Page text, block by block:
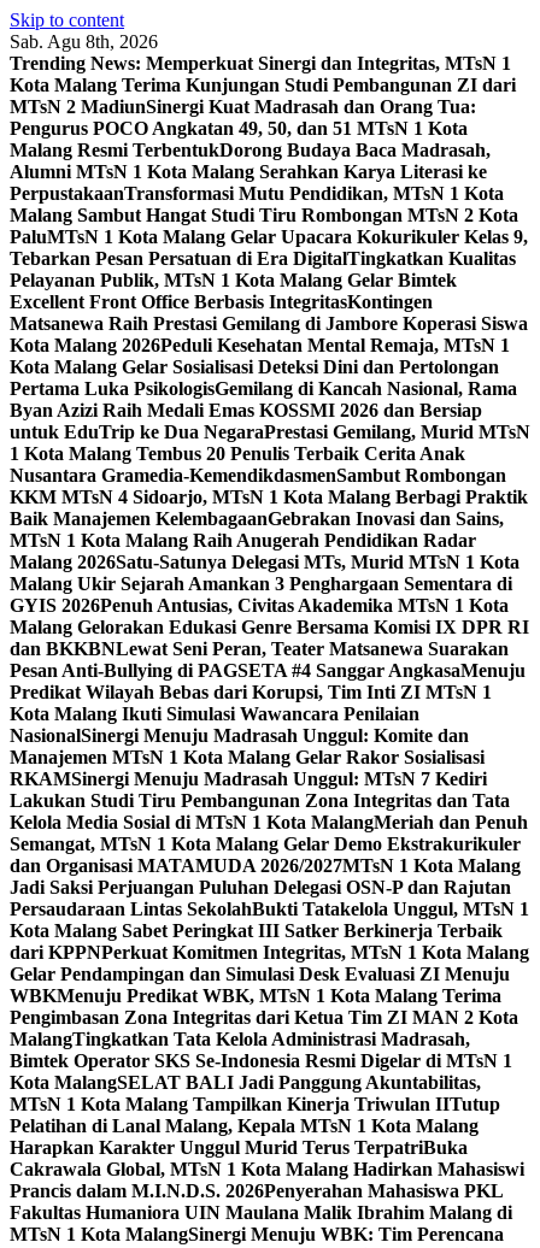
Skip to content
Sab. Agu 8th, 2026
Trending News: Memperkuat Sinergi dan Integritas, MTsN 1
Kota Malang Terima Kunjungan Studi Pembangunan ZI dari
MTsN 2 MadiunSinergi Kuat Madrasah dan Orang Tua:
Pengurus POCO Angkatan 49, 50, dan 51 MTsN 1 Kota
Malang Resmi TerbentukDorong Budaya Baca Madrasah,
Alumni MTsN 1 Kota Malang Serahkan Karya Literasi ke
PerpustakaanTransformasi Mutu Pendidikan, MTsN 1 Kota
Malang Sambut Hangat Studi Tiru Rombongan MTsN 2 Kota
PaluMTsN 1 Kota Malang Gelar Upacara Kokurikuler Kelas 9,
Tebarkan Pesan Persatuan di Era DigitalTingkatkan Kualitas
Pelayanan Publik, MTsN 1 Kota Malang Gelar Bimtek
Excellent Front Office Berbasis IntegritasKontingen
Matsanewa Raih Prestasi Gemilang di Jambore Koperasi Siswa
Kota Malang 2026Peduli Kesehatan Mental Remaja, MTsN 1
Kota Malang Gelar Sosialisasi Deteksi Dini dan Pertolongan
Pertama Luka PsikologisGemilang di Kancah Nasional, Rama
Byan Azizi Raih Medali Emas KOSSMI 2026 dan Bersiap
untuk EduTrip ke Dua NegaraPrestasi Gemilang, Murid MTsN
1 Kota Malang Tembus 20 Penulis Terbaik Cerita Anak
Nusantara Gramedia-KemendikdasmenSambut Rombongan
KKM MTsN 4 Sidoarjo, MTsN 1 Kota Malang Berbagi Praktik
Baik Manajemen KelembagaanGebrakan Inovasi dan Sains,
MTsN 1 Kota Malang Raih Anugerah Pendidikan Radar
Malang 2026Satu-Satunya Delegasi MTs, Murid MTsN 1 Kota
Malang Ukir Sejarah Amankan 3 Penghargaan Sementara di
GYIS 2026Penuh Antusias, Civitas Akademika MTsN 1 Kota
Malang Gelorakan Edukasi Genre Bersama Komisi IX DPR RI
dan BKKBNLewat Seni Peran, Teater Matsanewa Suarakan
Pesan Anti-Bullying di PAGSETA #4 Sanggar AngkasaMenuju
Predikat Wilayah Bebas dari Korupsi, Tim Inti ZI MTsN 1
Kota Malang Ikuti Simulasi Wawancara Penilaian
NasionalSinergi Menuju Madrasah Unggul: Komite dan
Manajemen MTsN 1 Kota Malang Gelar Rakor Sosialisasi
RKAMSinergi Menuju Madrasah Unggul: MTsN 7 Kediri
Lakukan Studi Tiru Pembangunan Zona Integritas dan Tata
Kelola Media Sosial di MTsN 1 Kota MalangMeriah dan Penuh
Semangat, MTsN 1 Kota Malang Gelar Demo Ekstrakurikuler
dan Organisasi MATAMUDA 2026/2027MTsN 1 Kota Malang
Jadi Saksi Perjuangan Puluhan Delegasi OSN-P dan Rajutan
Persaudaraan Lintas SekolahBukti Tatakelola Unggul, MTsN 1
Kota Malang Sabet Peringkat III Satker Berkinerja Terbaik
dari KPPNPerkuat Komitmen Integritas, MTsN 1 Kota Malang
Gelar Pendampingan dan Simulasi Desk Evaluasi ZI Menuju
WBKMenuju Predikat WBK, MTsN 1 Kota Malang Terima
Pengimbasan Zona Integritas dari Ketua Tim ZI MAN 2 Kota
MalangTingkatkan Tata Kelola Administrasi Madrasah,
Bimtek Operator SKS Se-Indonesia Resmi Digelar di MTsN 1
Kota MalangSELAT BALI Jadi Panggung Akuntabilitas,
MTsN 1 Kota Malang Tampilkan Kinerja Triwulan IITutup
Pelatihan di Lanal Malang, Kepala MTsN 1 Kota Malang
Harapkan Karakter Unggul Murid Terus TerpatriBuka
Cakrawala Global, MTsN 1 Kota Malang Hadirkan Mahasiswi
Prancis dalam M.I.N.D.S. 2026Penyerahan Mahasiswa PKL
Fakultas Humaniora UIN Maulana Malik Ibrahim Malang di
MTsN 1 Kota MalangSinergi Menuju WBK: Tim Perencana